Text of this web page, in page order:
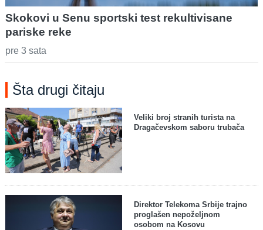
Skokovi u Senu sportski test rekultivisane
pariske reke
pre 3 sata
Šta drugi čitaju
Veliki broj stranih turista na
Dragačevskom saboru trubača
Direktor Telekoma Srbije trajno
proglašen nepoželjnom
osobom na Kosovu